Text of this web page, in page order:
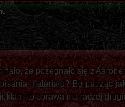
że pożegnało się z
materiału? Bo patrząc
to sprawa ma raczej